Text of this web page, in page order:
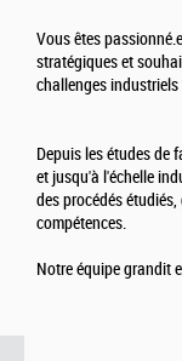
Vous êtes
stratégiques et
challenges industriels
Depuis les études de
et jusqu'à l'échelle
des procédés
compétences.
Notre équipe grandit